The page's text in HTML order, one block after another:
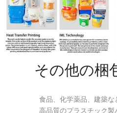
その他の梱
食品、化学薬品、建築
高品質のプラスチック